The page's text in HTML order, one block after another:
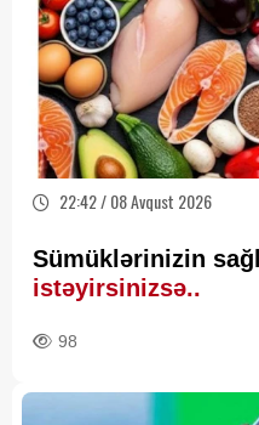
22:42 / 08 Avqust 2026
Sümüklərinizin
istəyirsinizsə..
98